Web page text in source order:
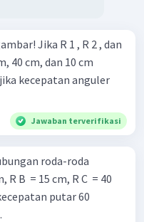
R 2 , dan
40 cm, dan 10 cm
kecepatan anguler
Jawaban terverifikasi
putar 60